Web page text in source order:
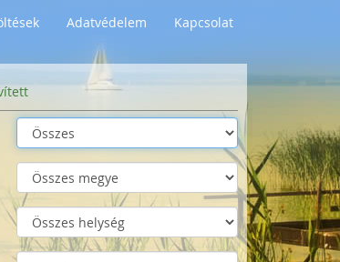
Adatvédelem Kapcsolat